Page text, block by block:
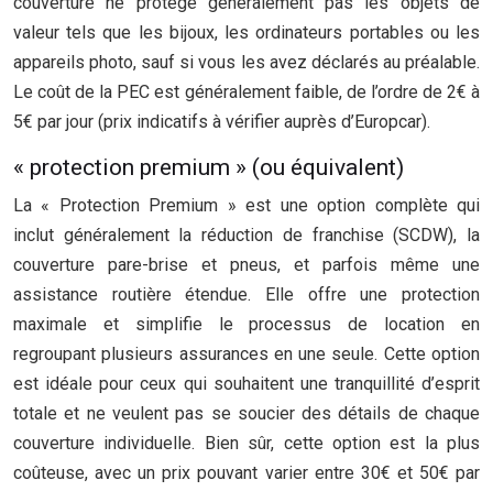
valeur tels que les bijoux, les ordinateurs portables ou les
appareils photo, sauf si vous les avez déclarés au préalable.
Le coût de la PEC est généralement faible, de l’ordre de 2€ à
5€ par jour (prix indicatifs à vérifier auprès d’Europcar).
« protection premium » (ou équivalent)
La « Protection Premium » est une option complète qui
inclut généralement la réduction de franchise (SCDW), la
couverture pare-brise et pneus, et parfois même une
assistance routière étendue. Elle offre une protection
maximale et simplifie le processus de location en
regroupant plusieurs assurances en une seule. Cette option
est idéale pour ceux qui souhaitent une tranquillité d’esprit
totale et ne veulent pas se soucier des détails de chaque
couverture individuelle. Bien sûr, cette option est la plus
coûteuse, avec un prix pouvant varier entre 30€ et 50€ par